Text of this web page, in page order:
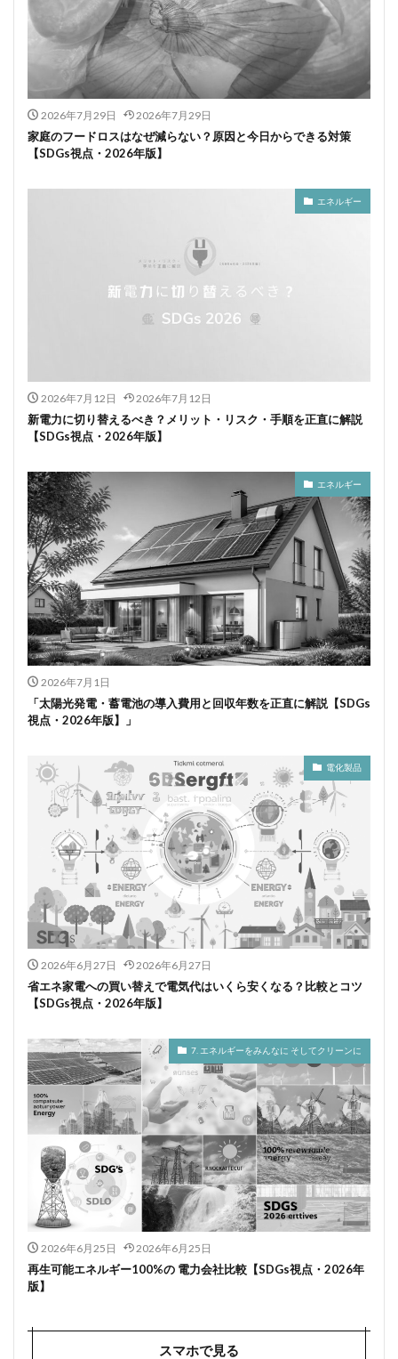
2026年7月29日 2026年7月29日
家庭のフードロスはなぜ減らない？原因と今日からできる対策
【SDGs視点・2026年版】
エネルギー
2026年7月12日 2026年7月12日
新電力に切り替えるべき？メリット・リスク・手順を正直に解説
【SDGs視点・2026年版】
エネルギー
2026年7月1日
「太陽光発電・蓄電池の導入費用と回収年数を正直に解説【SDGs
視点・2026年版】」
電化製品
2026年6月27日 2026年6月27日
省エネ家電への買い替えで電気代はいくら安くなる？比較とコツ
【SDGs視点・2026年版】
7. エネルギーをみんなに そしてクリーンに
2026年6月25日 2026年6月25日
再生可能エネルギー100%の 電力会社比較【SDGs視点・2026年
版】
スマホで見る